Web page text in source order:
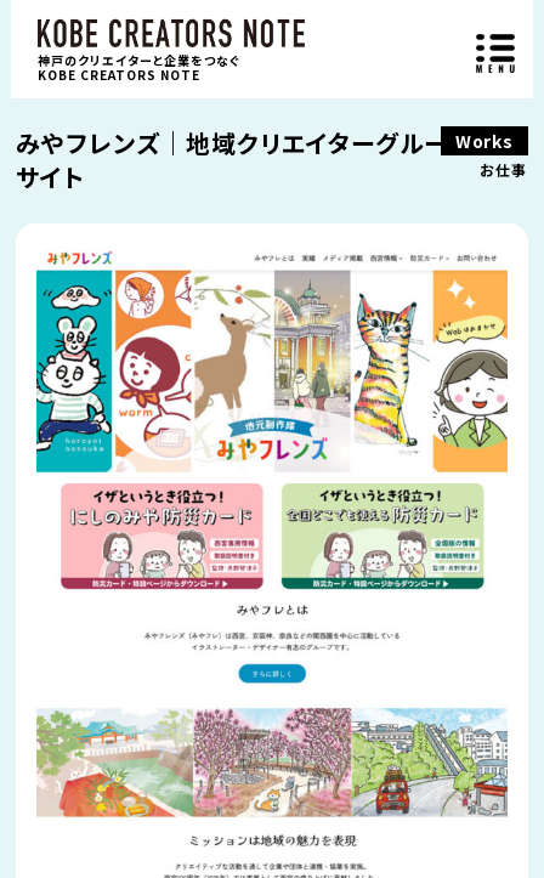
神戸のクリエイターと企業をつなぐ
KOBE CREATORS NOTE
Works
お仕事
みやフレンズ｜地域クリエイターグループWeb
サイト